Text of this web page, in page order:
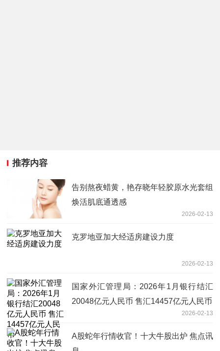
推荐内容
告别熬夜蜡黄，艳存晓年轻胶原水光套组
焕活肌底通透感
2026-02-13
克罗地亚加大经适房建设力度
2026-02-13
国家外汇管理局：2026年1月银行结汇
20048亿元人民币 售汇14457亿元人民币
2026-02-13
A股蛇年行情收官！十大牛股出炉 焦点讯